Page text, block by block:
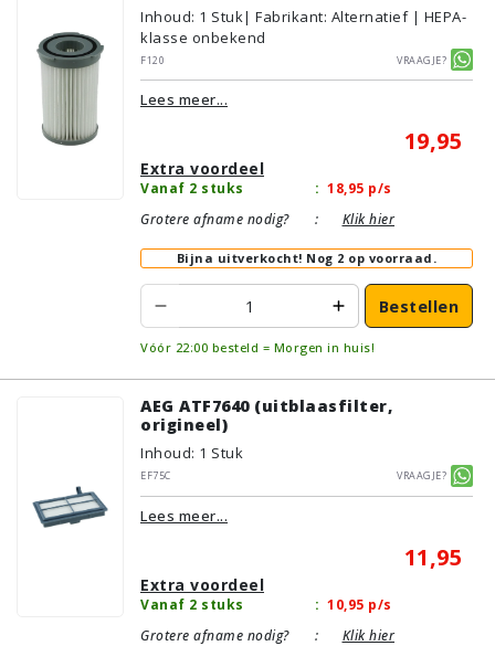
Inhoud: 1 Stuk| Fabrikant: Alternatief | HEPA-
klasse onbekend
F120
Vraagje?
Lees meer...
19,95
Extra voordeel
Vanaf 2 stuks : 18,95 p/s
Grotere afname nodig?
: Klik hier
Bijna uitverkocht! Nog 2 op voorraad.
Bestellen
Vóór 22:00 besteld = Morgen in huis!
AEG ATF7640 (uitblaasfilter,
origineel)
Inhoud: 1 Stuk
EF75C
Vraagje?
Lees meer...
11,95
Extra voordeel
Vanaf 2 stuks : 10,95 p/s
Grotere afname nodig?
: Klik hier